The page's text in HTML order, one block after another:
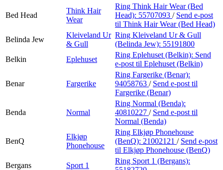
Bed Head
Think Hair
Wear
Ring Think Hair Wear (Bed
Head): 55707093 / Send e-post
til Think Hair Wear (Bed Head)
Belinda Jew
Kleiveland Ur
& Gull
Ring Kleiveland Ur & Gull
(Belinda Jew): 55191800
Belkin
Eplehuset
Ring Eplehuset (Belkin): Send
e-post til Eplehuset (Belkin)
Benar Fargerike
Ring Fargerike (Benar):
94058763 / Send e-post til
Fargerike (Benar)
Benda Normal
Ring Normal (Benda):
40810227 / Send e-post til
Normal (Benda)
BenQ
Elkjøp
Phonehouse
Ring Elkjøp Phonehouse
(BenQ): 21002121 / Send e-post
til Elkjøp Phonehouse (BenQ)
Bergans
Sport 1
Ring Sport 1 (Bergans):